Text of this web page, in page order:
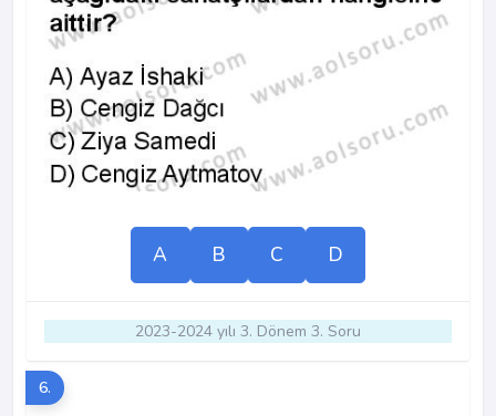
A B C D
2023-2024 yılı 3. Dönem 3. Soru
6.